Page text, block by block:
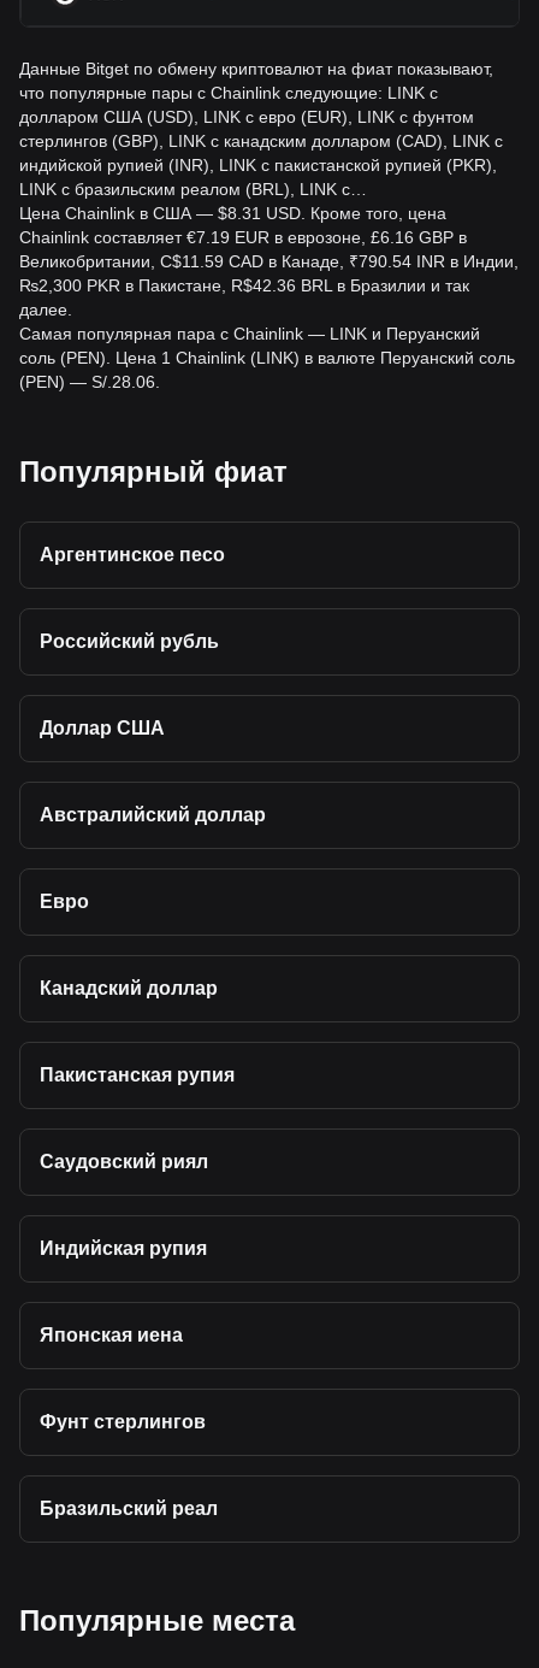
Данные Bitget по обмену криптовалют на фиат показывают,
что популярные пары с Chainlink следующие: LINK с
долларом США (USD), LINK с евро (EUR), LINK с фунтом
стерлингов (GBP), LINK с канадским долларом (CAD), LINK с
индийской рупией (INR), LINK с пакистанской рупией (PKR),
LINK с бразильским реалом (BRL), LINK с…
Цена Chainlink в США — $8.31 USD. Кроме того, цена
Chainlink составляет €7.19 EUR в еврозоне, £6.16 GBP в
Великобритании, C$11.59 CAD в Канаде, ₹790.54 INR в Индии,
₨2,300 PKR в Пакистане, R$42.36 BRL в Бразилии и так
далее.
Самая популярная пара с Chainlink — LINK и Перуанский
соль (PEN). Цена 1 Chainlink (LINK) в валюте Перуанский соль
(PEN) — S/.28.06.
Популярный фиат
Аргентинское песо
Российский рубль
Доллар США
Австралийский доллар
Евро
Канадский доллар
Пакистанская рупия
Саудовский риял
Индийская рупия
Японская иена
Фунт стерлингов
Бразильский реал
Популярные места